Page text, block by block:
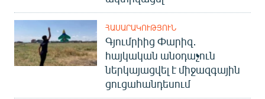
ՀԱՍԱՐԱԿՈՒԹՅՈՒՆ
Գյումրիից Փարիզ․
հայկական անօդաչուն
ներկայացվել է միջազգային
ցուցահանդեսում